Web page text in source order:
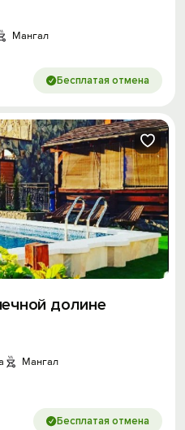
Мангал
Бесплатая отмена
долине
Мангал
Бесплатая отмена